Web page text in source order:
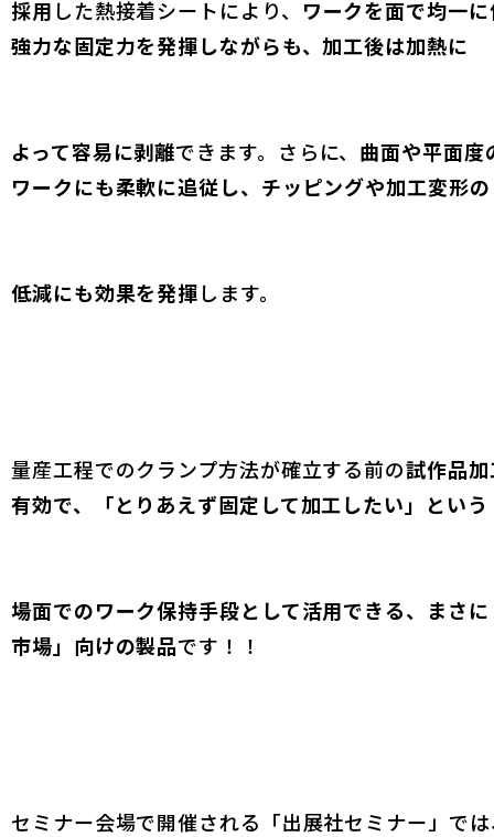
採用 した熱接着シートにより、 ワークを面で均一
強力な固定力を発揮しながらも、加工後は加熱に
よって容易に剥離できます。さらに、 曲面や平面度
ワークにも柔軟に追従し、チッピングや加工変形の
低減にも効果を発揮します。
量産工程でのクランプ方法が確立する前の試作品
有効で、「とりあえず固定して加工したい」という
場面でのワーク保持手段として活用できる、まさ
市場」向けの製品です！！
セミナー会場で開催される「出展社セミナー」で